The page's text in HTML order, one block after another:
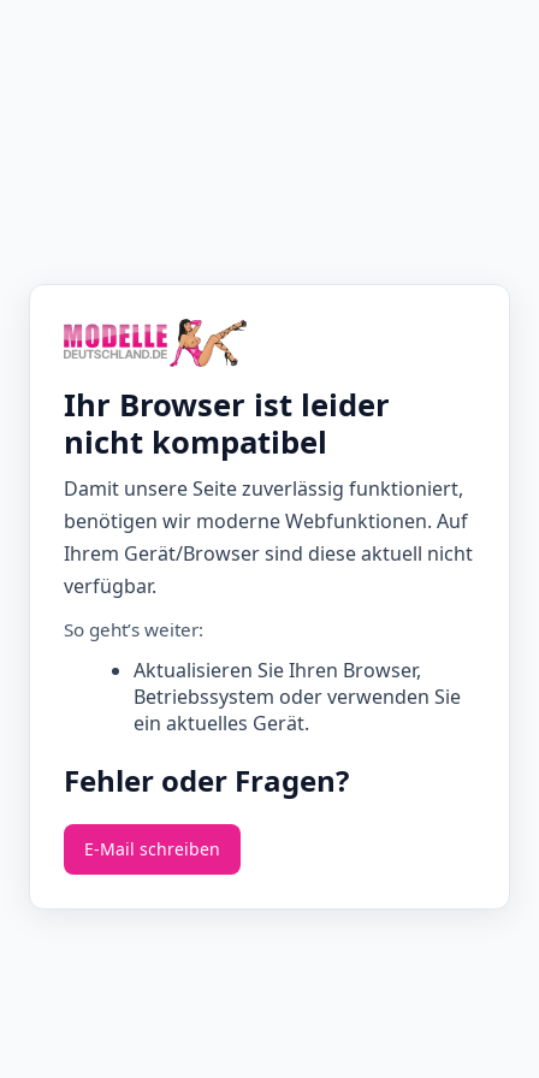
Ihr Browser ist leider
nicht kompatibel
Damit unsere Seite zuverlässig funktioniert,
benötigen wir moderne Webfunktionen. Auf
Ihrem Gerät/Browser sind diese aktuell nicht
verfügbar.
So geht’s weiter:
Aktualisieren Sie Ihren Browser,
Betriebssystem oder verwenden Sie
ein aktuelles Gerät.
Fehler oder Fragen?
E‑Mail schreiben